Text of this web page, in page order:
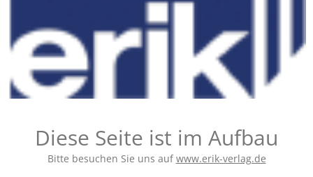
Diese Seite ist im Aufbau
Bitte besuchen Sie uns aufwww.erik-verlag.de